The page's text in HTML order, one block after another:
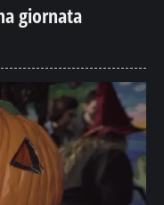
giornata